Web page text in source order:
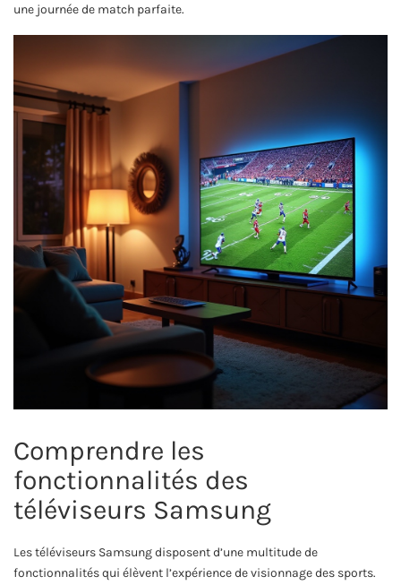
une journée de match parfaite.
Comprendre les
fonctionnalités des
téléviseurs Samsung
Les téléviseurs Samsung disposent d’une multitude de
fonctionnalités qui élèvent l’expérience de visionnage des sports.